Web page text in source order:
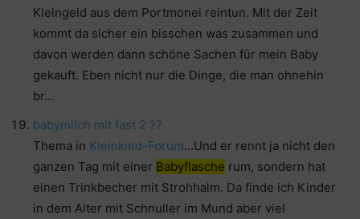
Kleingeld aus dem Portmonei reintun. Mit der Zeit
kommt da sicher ein bisschen was zusammen und
davon werden dann schöne Sachen für mein Baby
gekauft. Eben nicht nur die Dinge, die man ohnehin
br…
babymilch mit fast 2 ??
Thema in Kleinkind-Forum…Und er rennt ja nicht den
ganzen Tag mit einer Babyflasche rum, sondern hat
einen Trinkbecher mit Strohhalm. Da finde ich Kinder
in dem Alter mit Schnuller im Mund aber viel